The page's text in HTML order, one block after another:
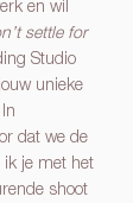
en wil
settle for
Studio
unieke
dat we de
ik je met het
shoot